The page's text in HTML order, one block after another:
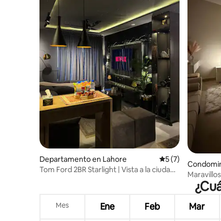
Departamento en Lahore Calificación
5 (7)
Tom Ford 2BR Starlight | Vista a la ciudad |
Gulberg
Mes Ene Feb Mar